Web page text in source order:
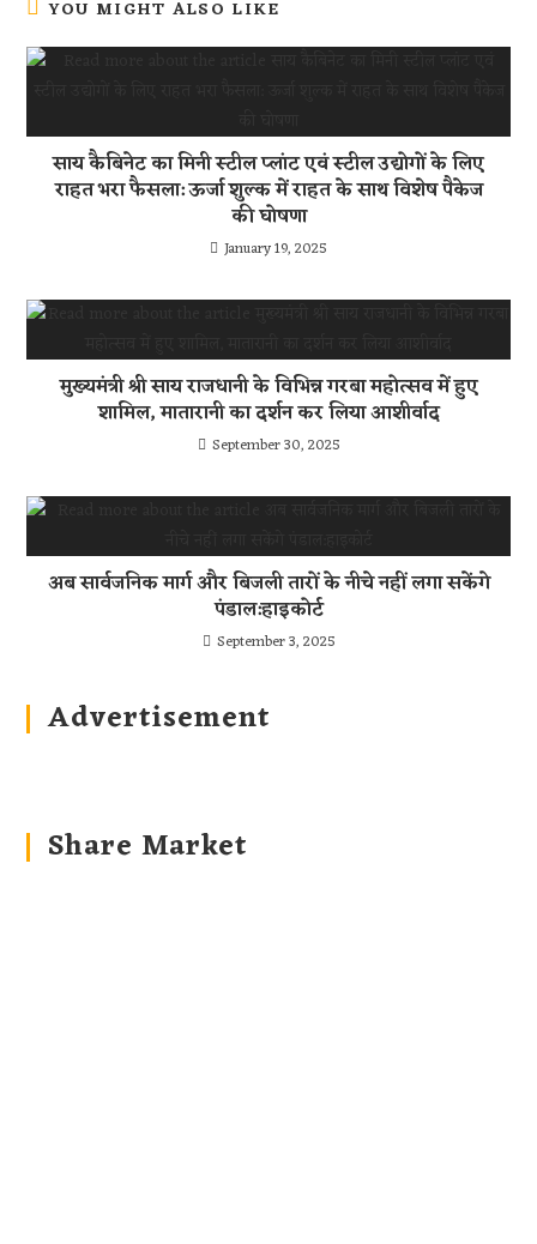
YOU MIGHT ALSO LIKE
साय कैबिनेट का मिनी स्टील प्लांट एवं स्टील उद्योगों के लिए
राहत भरा फैसला: ऊर्जा शुल्क में राहत के साथ विशेष पैकेज
की घोषणा
January 19, 2025
मुख्यमंत्री श्री साय राजधानी के विभिन्न गरबा महोत्सव में हुए
शामिल, मातारानी का दर्शन कर लिया आशीर्वाद
September 30, 2025
अब सार्वजनिक मार्ग और बिजली तारों के नीचे नहीं लगा सकेंगे
पंडाल:हाइकोर्ट
September 3, 2025
Advertisement
Share Market